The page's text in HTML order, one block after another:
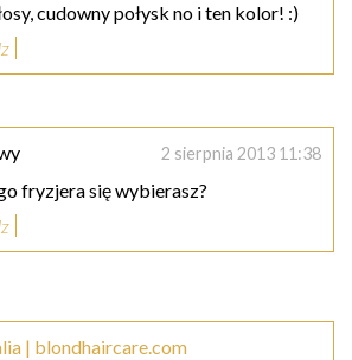
cudowny połysk no i ten kolor! :)
2 sierpnia 2013 11:38
fryzjera się wybierasz?
| blondhaircare.com